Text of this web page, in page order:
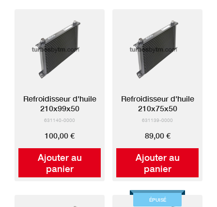
Ajouter au
panier
Refroidisseur d'huile
210x99x50
631140-0000
100,00 €
Ajouter au
panier
Refroidisseur d'huile
210x75x50
631139-0000
89,00 €
ÉPUISÉ